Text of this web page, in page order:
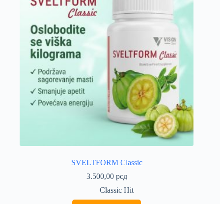
SVELTFORM Classic
3.500,00 рсд
Classic Hit